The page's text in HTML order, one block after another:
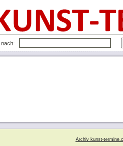
nach:
Archiv kunst-